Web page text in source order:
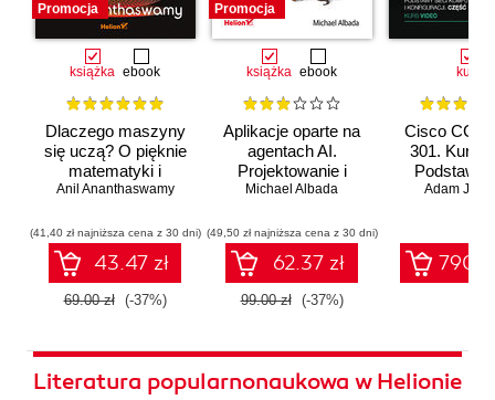
Promocja
książka ebook
Dlaczego maszyny
się uczą? O pięknie
matematyki i
działaniu
sztucznej
Anil Ananthaswamy
(41,40 zł najniższa cena z 30 dni)
43.47 zł
69.00 zł (-37%)
Promocja
książka ebook
Aplikacje oparte na
agentach AI.
Projektowanie i
wdrażanie
wieloagentowych
Michael Albada
(49,50 zł najniższa cena z 30 dni)
62.37 zł
99.00 zł (-37%)
kurs
Cisco
301. Kurs
Podstawy
Adam
Literatura popularnonaukowa w Helionie